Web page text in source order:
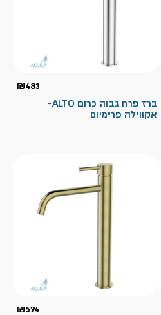
₪483
ברז פרח גבוה כרום ALTO-
אקווילה פרימיום
₪524